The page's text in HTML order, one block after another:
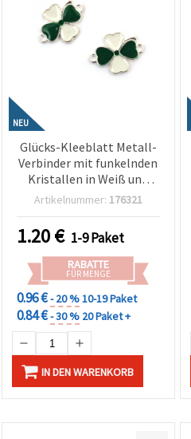
NEU
Glücks-Kleeblatt Metall-
Verbinder mit funkelnden
Kristallen in Weiß und
Grün, Silberfarbe, 18x13x2
Artikelnummer: 176321
1.20€ 1-9 Paket
RABATTE
FÜR MENGE
0.96 €- 20 %10-19 Paket
0.84 €- 30 % 20 Paket +
IN DEN WARENKORB